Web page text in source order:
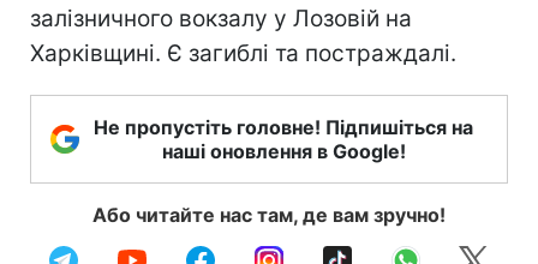
залізничного вокзалу у Лозовій на
Харківщині. Є загиблі та постраждалі.
Не пропустіть головне! Підпишіться на
наші оновлення в Google!
Або читайте нас там, де вам зручно!